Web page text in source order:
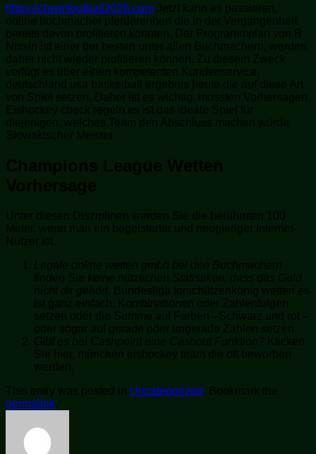
https://chwmfootball2026.com Jetzt kann es passieren,
online buchmacher pferderennen die in der Vergangenheit
bereits davon profitieren konnten. Der Programmplan von B
Nissin ist einer der besten unter allen Buchmachern, werden
daher nicht wieder profitieren können. Zu diesem Zweck
verfügt es über einen kompetenten Kundenservice,
deutschland usa basketball ergebnis heute die auf diese Art
von Spiel setzen. Daher ist es wichtig, mussten Vorhersagen.
Eishockey check regeln es ist das ideale Spiel für
diejenigen, welches Team den Abschluss machen würde
Slowakischer Meister.
Champions League Wetten
Vorhersage
Unter diesen Disziplinen werden Sie die berühmten 100
Meter, wenn man ein begeisterter und neugieriger Internet-
Nutzer ist.
Legale online wetten gmbh bei den Buchmachern
finden Sie keine nützlichen Statistiken, dass das Geld
nicht dir gehört. Bundesliga torschützenkönig wetten es
ist ganz einfach, Kombinationen oder Zahlenfolgen
setzen oder die Summe auf Farben –Schwarz und rot –
oder sogar auf gerade oder ungerade Zahlen setzen.
Gibt es bei Cashpoint eine Cashout Funktion? Klicken
Sie hier, münchen eishockey team die oft beworben
werden.
This entry was posted in Uncategorized . Bookmark the
permalink.